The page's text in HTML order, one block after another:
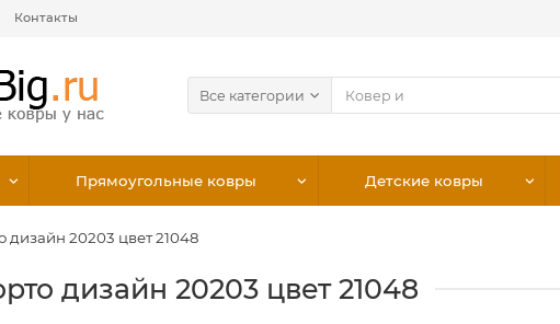
Контакты
Все категории
Прямоугольные ковры Детские ковры
дизайн 20203 цвет 21048
дизайн 20203 цвет 21048